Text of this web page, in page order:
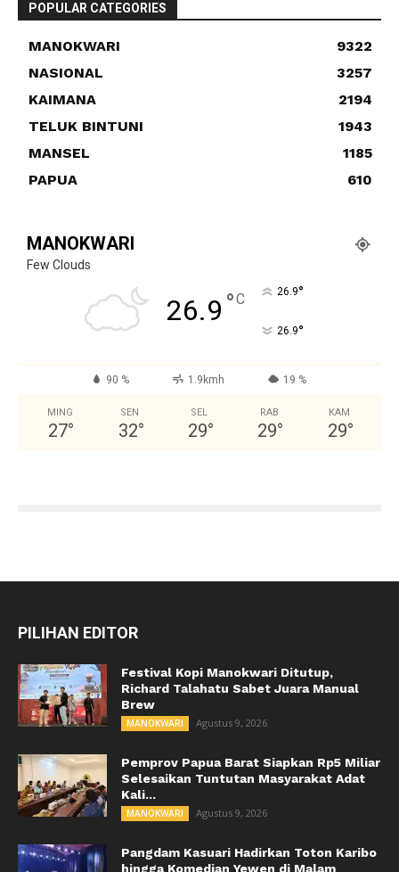
POPULAR CATEGORIES
MANOKWARI
9322
NASIONAL
3257
KAIMANA
2194
TELUK BINTUNI
1943
MANSEL
1185
PAPUA
610
MANOKWARI
Few Clouds
26.9 °C 26.9°
26.9°
90 % 1.9kmh 19 %
MING
27°
SEN
32°
SEL
29°
RAB
29°
KAM
29°
PILIHAN EDITOR
Festival Kopi Manokwari Ditutup,
Richard Talahatu Sabet Juara Manual
Brew
MANOKWARI Agustus 9, 2026
Pemprov Papua Barat Siapkan Rp5 Miliar
Selesaikan Tuntutan Masyarakat Adat
Kali...
MANOKWARI Agustus 9, 2026
Pangdam Kasuari Hadirkan Toton Karibo
hingga Komedian Yewen di Malam